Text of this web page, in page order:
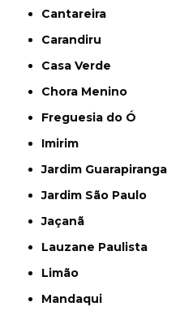
Cantareira
Carandiru
Casa Verde
Chora Menino
Freguesia do Ó
Imirim
Jardim Guarapiranga
Jardim São Paulo
Jaçanã
Lauzane Paulista
Limão
Mandaqui